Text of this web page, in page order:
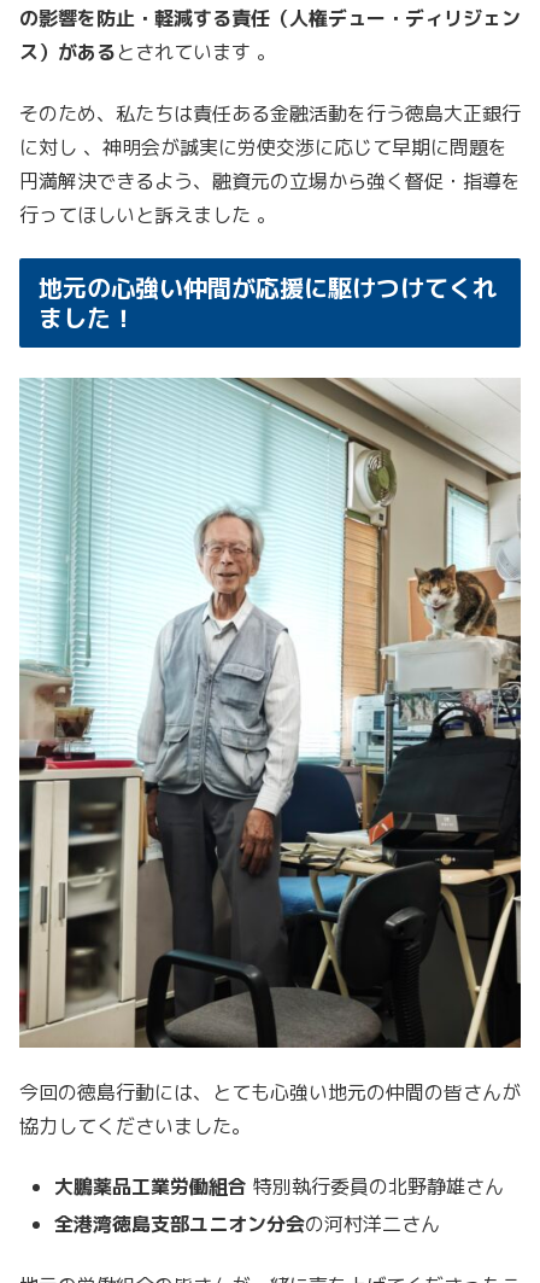
の影響を防止・軽減する責任（人権デュー・ディリジェン
ス）があるとされています 。
そのため、私たちは責任ある金融活動を行う徳島大正銀行
に対し 、神明会が誠実に労使交渉に応じて早期に問題を
円満解決できるよう、融資元の立場から強く督促・指導を
行ってほしいと訴えました 。
地元の心強い仲間が応援に駆けつけてくれ
ました！
今回の徳島行動には、とても心強い地元の仲間の皆さんが
協力してくださいました。
大鵬薬品工業労働組合 特別執行委員の北野静雄さん
全港湾徳島支部ユニオン分会の河村洋二さん